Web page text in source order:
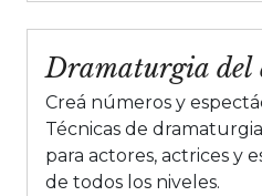
Dramaturgia del
Creá números y
Técnicas de
para actores, actrices y
de todos los niveles.